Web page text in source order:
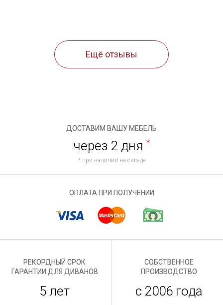
Ещё отзывы
ДОСТАВИМ ВАШУ МЕБЕЛЬ
через 2 дня *
* при наличии на складе
ОПЛАТА ПРИ ПОЛУЧЕНИИ
РЕКОРДНЫЙ СРОК
ГАРАНТИИ ДЛЯ ДИВАНОВ
5 лет
СОБСТВЕННОЕ
ПРОИЗВОДСТВО
с 2006 года